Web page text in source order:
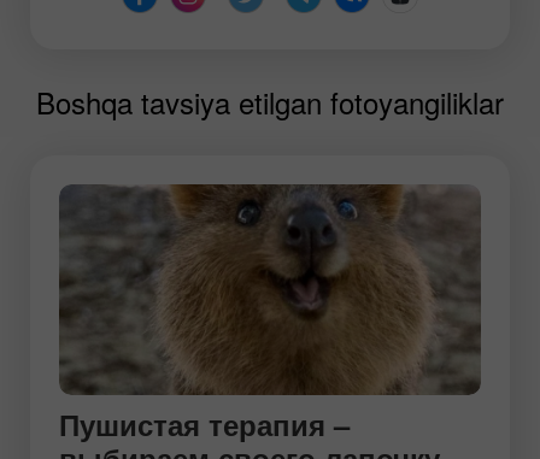
Boshqa tavsiya etilgan fotoyangiliklar
Пушистая терапия –